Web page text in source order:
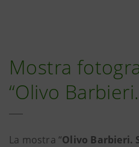
Mostra
“Olivo
La mostra “Olivo Barbieri.